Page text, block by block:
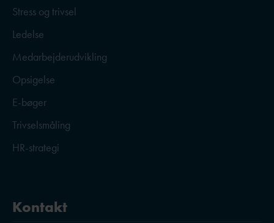
Stress og trivsel
Ledelse
Medarbejderudvikling
Opsigelse
E-bøger
Trivselsmåling
HR-strategi
Kontakt